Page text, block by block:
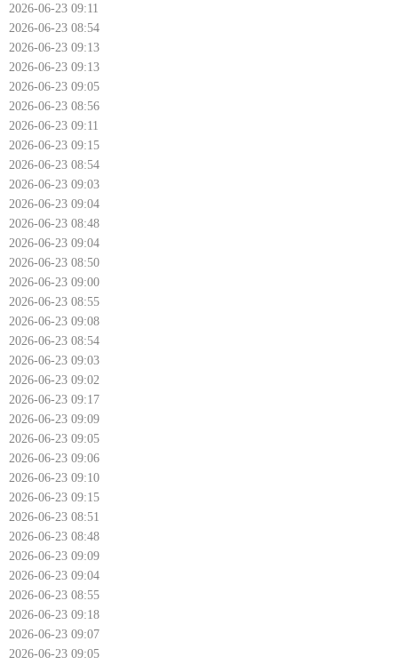
2026-06-23 09:11
2026-06-23 08:54
2026-06-23 09:13
2026-06-23 09:13
2026-06-23 09:05
2026-06-23 08:56
2026-06-23 09:11
2026-06-23 09:15
2026-06-23 08:54
2026-06-23 09:03
2026-06-23 09:04
2026-06-23 08:48
2026-06-23 09:04
2026-06-23 08:50
2026-06-23 09:00
2026-06-23 08:55
2026-06-23 09:08
2026-06-23 08:54
2026-06-23 09:03
2026-06-23 09:02
2026-06-23 09:17
2026-06-23 09:09
2026-06-23 09:05
2026-06-23 09:06
2026-06-23 09:10
2026-06-23 09:15
2026-06-23 08:51
2026-06-23 08:48
2026-06-23 09:09
2026-06-23 09:04
2026-06-23 08:55
2026-06-23 09:18
2026-06-23 09:07
2026-06-23 09:05